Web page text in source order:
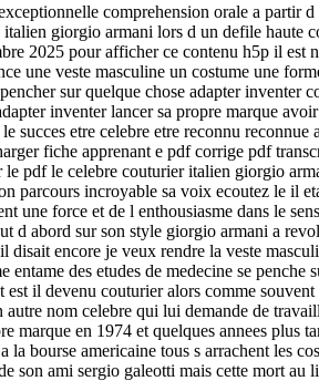
comprehension orale a partir
giorgio armani lors d un defile haute
2025 pour afficher ce contenu h5p il est
une veste masculine un costume une
sur quelque chose adapter inventer
inventer lancer sa propre marque
succes etre celebre etre reconnu
fiche apprenant e pdf corrige pdf
pdf le celebre couturier italien giorgio
parcours incroyable sa voix ecoutez le il
une force et de l enthousiasme dans le
abord sur son style giorgio armani a
encore je veux rendre la veste
des etudes de medecine se
il devenu couturier alors comme souvent
nom celebre qui lui demande de
en 1974 et quelques annees plus
bourse americaine tous s arrachent les
son ami sergio galeotti mais cette mort au